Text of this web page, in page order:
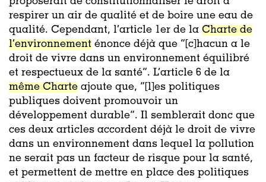
respirer un air de qualité et de boire une eau de
qualité. Cependant, l’article 1er de la Charte de
l’environnement énonce déjà que “[c]hacun a le
droit de vivre dans un environnement équilibré
et respectueux de la santé”. L’article 6 de la
même Charte ajoute que, “[l]es politiques
publiques doivent promouvoir un
développement durable”. Il semblerait donc que
ces deux articles accordent déjà le droit de vivre
dans un environnement dans lequel la pollution
ne serait pas un facteur de risque pour la santé,
et permettent de mettre en place des politiques